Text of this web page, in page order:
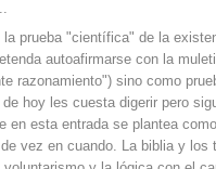
la prueba "científica" de la
autoafirmarse con la
razonamiento") sino como
hoy les cuesta digerir pero
en esta entrada se plantea
vez en cuando. La biblia y